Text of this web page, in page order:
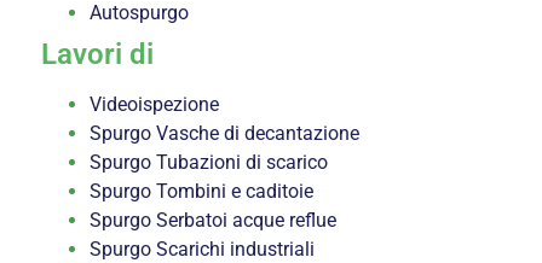
Autospurgo
Lavori di
Videoispezione
Spurgo Vasche di decantazione
Spurgo Tubazioni di scarico
Spurgo Tombini e caditoie
Spurgo Serbatoi acque reflue
Spurgo Scarichi industriali